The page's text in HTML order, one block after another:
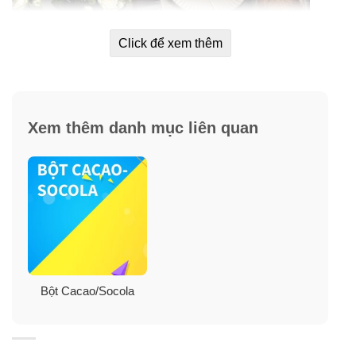
Click để xem thêm
Xem thêm danh mục liên quan
Bột Cacao/Socola